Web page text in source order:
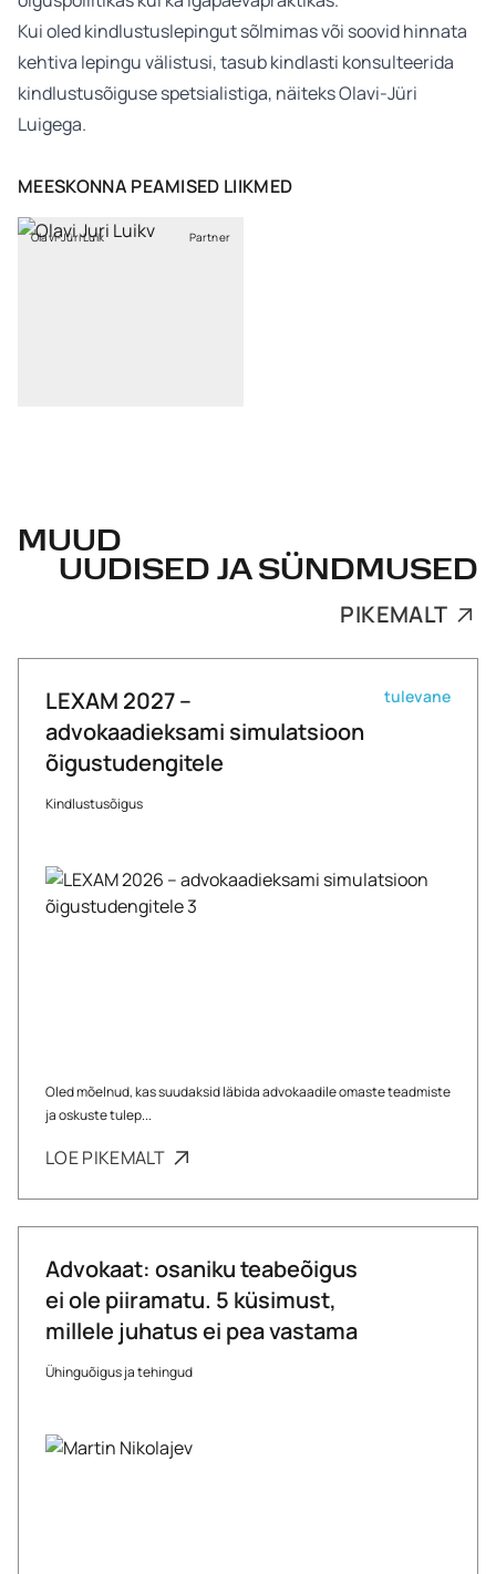
Kui oled kindlustuslepingut sõlmimas või soovid hinnata
kehtiva lepingu välistusi, tasub kindlasti konsulteerida
kindlustusõiguse spetsialistiga, näiteks Olavi-Jüri
Luigega.
MEESKONNA PEAMISED LIIKMED
Olavi-Jüri Luik Partner
MUUD
UUDISED JA SÜNDMUSED
PIKEMALT
LEXAM 2027 –
advokaadieksami simulatsioon
õigustudengitele
Kindlustusõigus
tulevane
Oled mõelnud, kas suudaksid läbida advokaadile omaste teadmiste
ja oskuste tulep...
LOE PIKEMALT
Advokaat: osaniku teabeõigus
ei ole piiramatu. 5 küsimust,
millele juhatus ei pea vastama
Ühinguõigus ja tehingud